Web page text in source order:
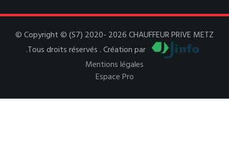
© Copyright © (S7) 2020- 2026 CHAUFFEUR PRIVE METZ
.Tous droits réservés . Création par
Mentions légales
Espace Pro